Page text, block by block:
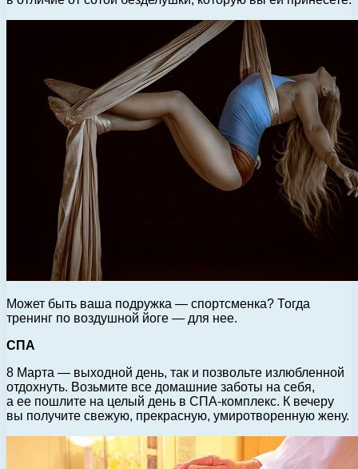
Может быть ваша подружка — спортсменка? Тогда
тренинг по воздушной йоге — для нее.
СПА
8 Марта — выходной день, так и позвольте излюбленной
отдохнуть. Возьмите все домашние заботы на себя,
а ее пошлите на целый день в СПА-комплекс. К вечеру
вы получите свежую, прекрасную, умиротворенную жену.